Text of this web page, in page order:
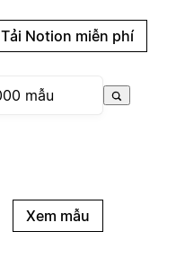
Tải Notion miễn phí
Xem mẫu